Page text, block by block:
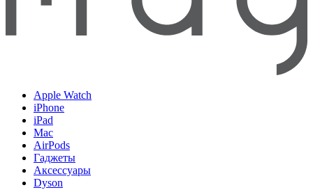
Apple Watch
iPhone
iPad
Mac
AirPods
Гаджеты
Аксессуары
Dyson